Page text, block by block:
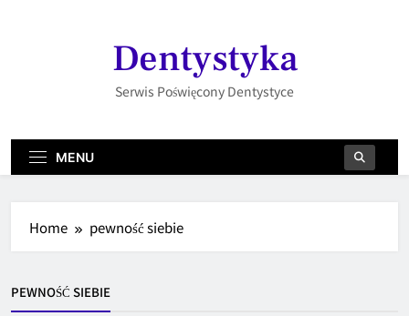
Dentystyka
Serwis Poświęcony Dentystyce
MENU
Home pewność siebie
PEWNOŚĆ SIEBIE